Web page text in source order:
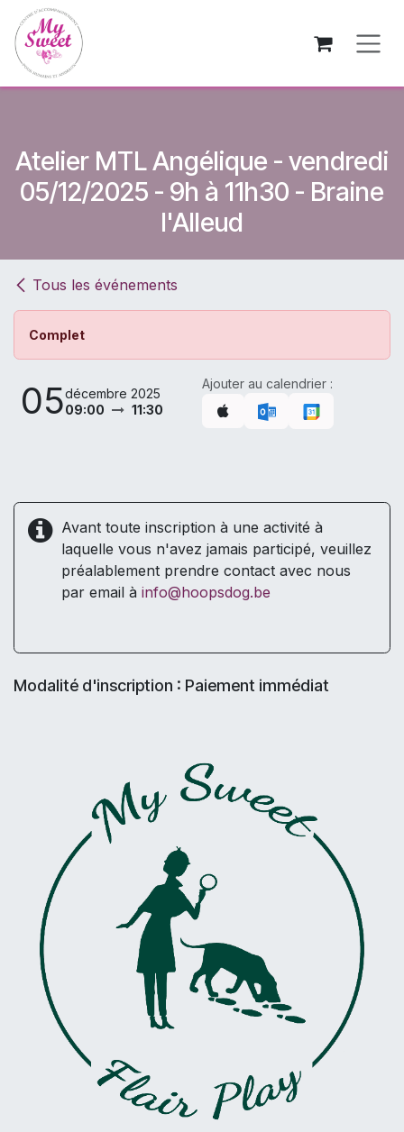
Se rendre au contenu
Atelier MTL Angélique - vendredi
05/12/2025 - 9h à 11h30 - Braine
l'Alleud
Tous les événements
Complet
05décembre 2025
09:00
11:30
Ajouter au calendrier :
Avant toute inscription à une activité à
laquelle vous n'avez jamais participé, veuillez
préalablement prendre contact avec nous
par email à info@hoopsdog.be
Modalité d'inscription : Paiement immédiat